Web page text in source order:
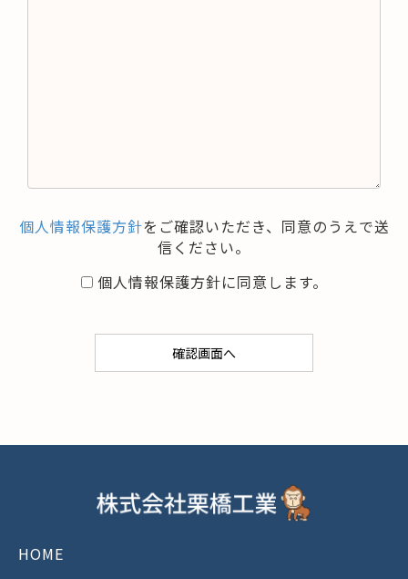
個人情報保護方針をご確認いただき、同意のうえで送
信ください。
個人情報保護方針に同意します。
HOME